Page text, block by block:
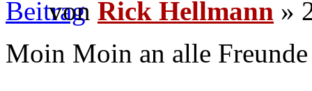
von Rick Hellmann »
Moin Moin an alle